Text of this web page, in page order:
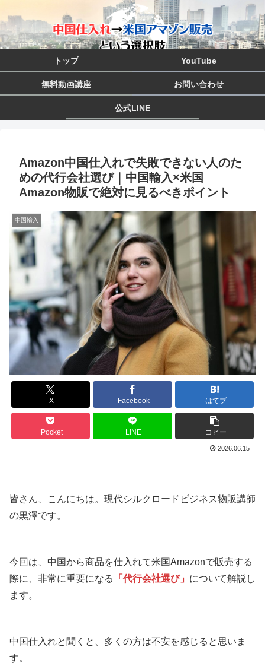
トップ YouTube
無料動画講座 お問い合わせ
公式LINE
Amazon中国仕入れで失敗できない人のた
めの代行会社選び｜中国輸入×米国
Amazon物販で絶対に見るべきポイント
中国輸入
X Facebook はてブ
Pocket LINE コピー
2026.06.15
皆さん、こんにちは。現代シルクロードビジネス物販講師
の黒澤です。
今回は、中国から商品を仕入れて米国Amazonで販売する
際に、非常に重要になる
「代行会社選び」 について解説し
ます。
中国仕入れと聞くと、多くの方は不安を感じると思いま
す。